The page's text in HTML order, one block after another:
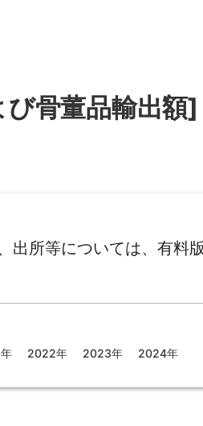
骨董品輸出額]
出所等については、有料
2022年 2023年 2024年